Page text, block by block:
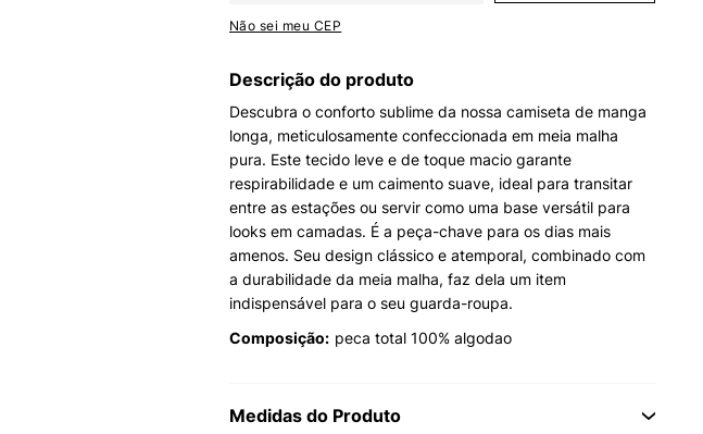
Não sei meu CEP
Descrição do produto
Descubra o conforto sublime da nossa camiseta de manga
longa, meticulosamente confeccionada em meia malha
pura. Este tecido leve e de toque macio garante
respirabilidade e um caimento suave, ideal para transitar
entre as estações ou servir como uma base versátil para
looks em camadas. É a peça-chave para os dias mais
amenos. Seu design clássico e atemporal, combinado com
a durabilidade da meia malha, faz dela um item
indispensável para o seu guarda-roupa.
Composição: peca total 100% algodao
Medidas do Produto